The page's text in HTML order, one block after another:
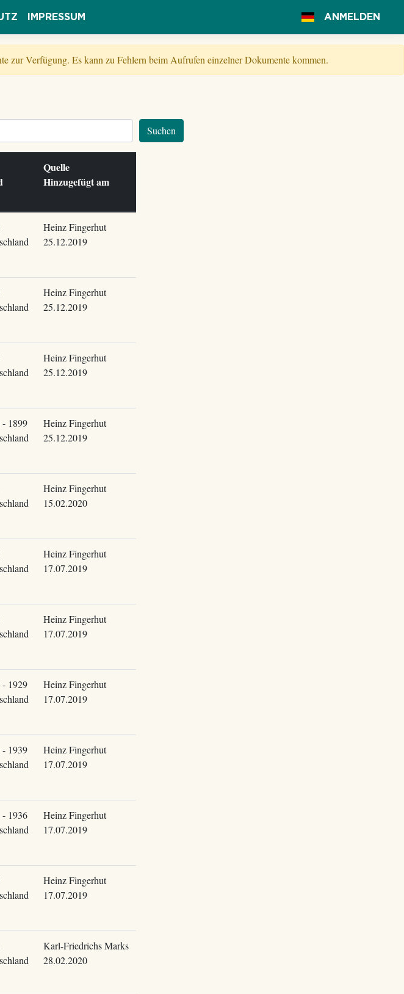
IMPRESSUM ANMELDEN
zur Verfügung. Es kann zu Fehlern beim Aufrufen einzelner Dokumente kommen.
Suchen
Quelle
Hinzugefügt am
Heinz Fingerhut
25.12.2019
Heinz Fingerhut
25.12.2019
Heinz Fingerhut
25.12.2019
- 1899
Heinz Fingerhut
25.12.2019
Heinz Fingerhut
15.02.2020
Heinz Fingerhut
17.07.2019
Heinz Fingerhut
17.07.2019
- 1929
Heinz Fingerhut
17.07.2019
- 1939
Heinz Fingerhut
17.07.2019
- 1936
Heinz Fingerhut
17.07.2019
Heinz Fingerhut
17.07.2019
Karl-Friedrichs Marks
28.02.2020